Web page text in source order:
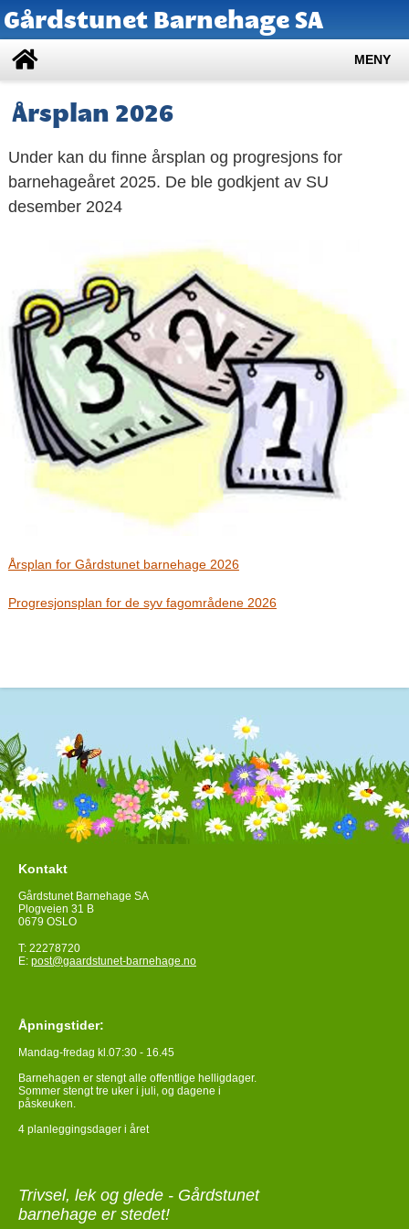
Gårdstunet Barnehage SA
MENY
Årsplan 2026
Under kan du finne årsplan og progresjons for
barnehageåret 2025. De ble godkjent av SU
desember 2024
Årsplan for Gårdstunet barnehage 2026
Progresjonsplan for de syv fagområdene 2026
Kontakt
Gårdstunet Barnehage SA
Plogveien 31 B
0679 OSLO
T: 22278720
E: post@gaardstunet-barnehage.no
Åpningstider:
Mandag-fredag kl.07:30 - 16.45
Barnehagen er stengt alle offentlige helligdager.
Sommer stengt tre uker i juli, og dagene i
påskeuken.
4 planleggingsdager i året
Trivsel, lek og glede - Gårdstunet
barnehage er stedet!